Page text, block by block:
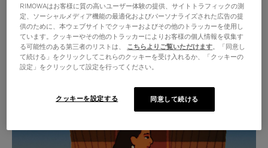
IS
IS
RIMOWAはお客様に質の高いユーザー体験の提供、サイトトラフィックの測
定、ソーシャルメディア機能の最適化およびパーソナライズされた広告の提
供のために、本ウェブサイトでクッキーおよびその他のトラッカーを使用し
ています。クッキーやその他のトラッカーによりお客様の個人情報を収集す
る可能性のある第三者のリストは、 こちらよりご覧いただけます。「同意し
て続ける」をクリックしてこれらのクッキーを受け入れるか、「クッキーの
設定」をクリックして設定を行ってください。
クッキーを設定する 同意して続ける